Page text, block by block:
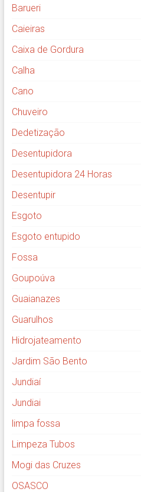
Barueri
Caieiras
Caixa de Gordura
Calha
Cano
Chuveiro
Dedetização
Desentupidora
Desentupidora 24 Horas
Desentupir
Esgoto
Esgoto entupido
Fossa
Goupoúva
Guaianazes
Guarulhos
Hidrojateamento
Jardim São Bento
Jundiaí
Jundiai
limpa fossa
Limpeza Tubos
Mogi das Cruzes
OSASCO